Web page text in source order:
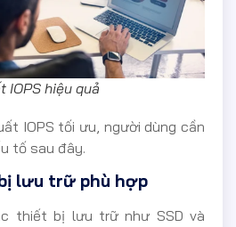
IOPS hiệu quả
IOPS tối ưu, người dùng cần
tố sau đây.
lưu trữ phù hợp
thiết bị lưu trữ như SSD và